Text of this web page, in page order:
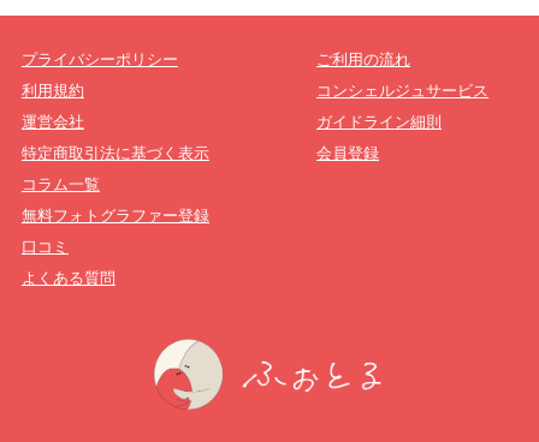
プライバシーポリシー
利用規約
運営会社
特定商取引法に基づく表示
ご利用の流れ
コンシェルジュサービス
ガイドライン細則
会員登録
コラム一覧
無料フォトグラファー登録
口コミ
よくある質問